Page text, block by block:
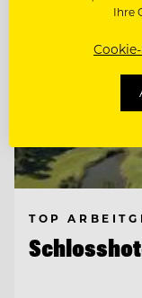
TOP
Ihre